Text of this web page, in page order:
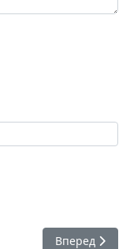
Чем бы выСледующий:
Вперед